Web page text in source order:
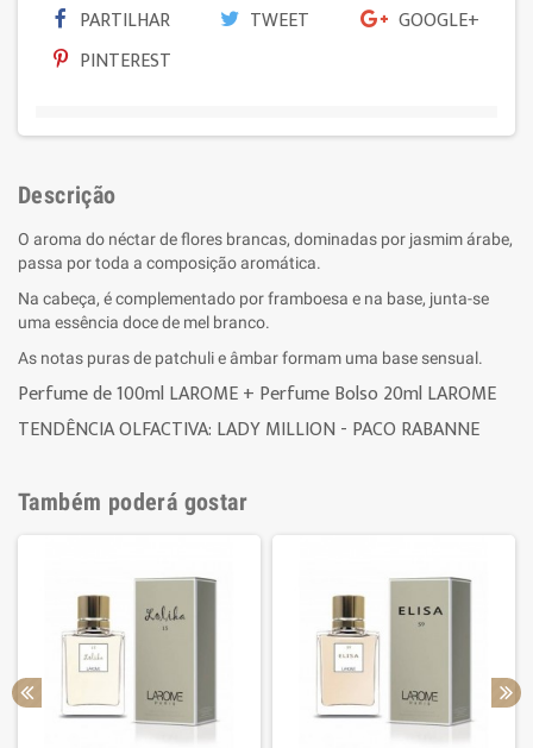
PARTILHAR TWEET
GOOGLE+
PINTEREST
Descrição
O aroma do néctar de flores brancas, dominadas por jasmim árabe,
passa por toda a composição aromática.
Na cabeça, é complementado por framboesa e na base, junta-se
uma essência doce de mel branco.
As notas puras de patchuli e âmbar formam uma base sensual.
Perfume de 100ml LAROME + Perfume Bolso 20ml LAROME
TENDÊNCIA OLFACTIVA: LADY MILLION - PACO RABANNE
Também poderá gostar